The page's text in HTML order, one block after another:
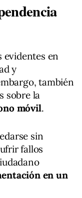
evidentes en
y
también
sobre la
móvil.
sin
fallos
en un